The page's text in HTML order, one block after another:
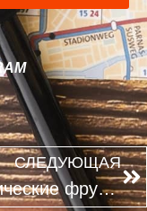
СЛЕДУЮЩАЯ
Экзотические фрукты Вьетнама